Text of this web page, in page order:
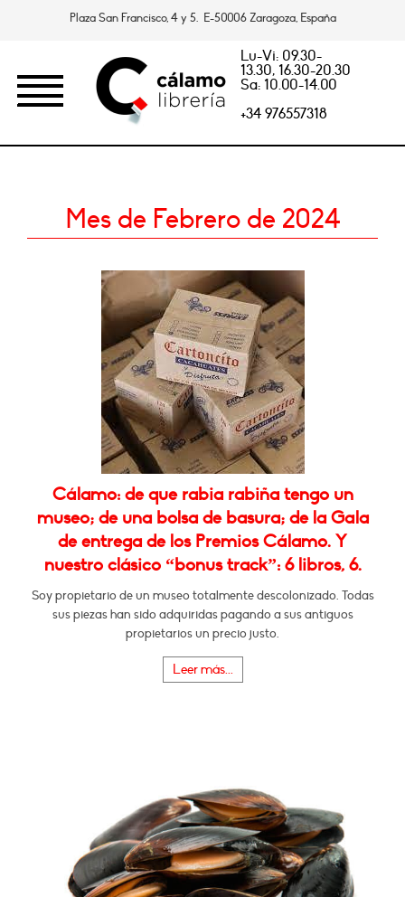
Plaza San Francisco, 4 y 5. E-50006 Zaragoza, España
Lu-Vi: 09.30-
13.30, 16.30-20.30
Sa: 10.00-14.00
+34 976557318
Mes de Febrero de 2024
Cálamo: de que rabia rabiña tengo un
museo; de una bolsa de basura; de la Gala
de entrega de los Premios Cálamo. Y
nuestro clásico “bonus track”: 6 libros, 6.
Soy propietario de un museo totalmente descolonizado. Todas
sus piezas han sido adquiridas pagando a sus antiguos
propietarios un precio justo.
Leer más...